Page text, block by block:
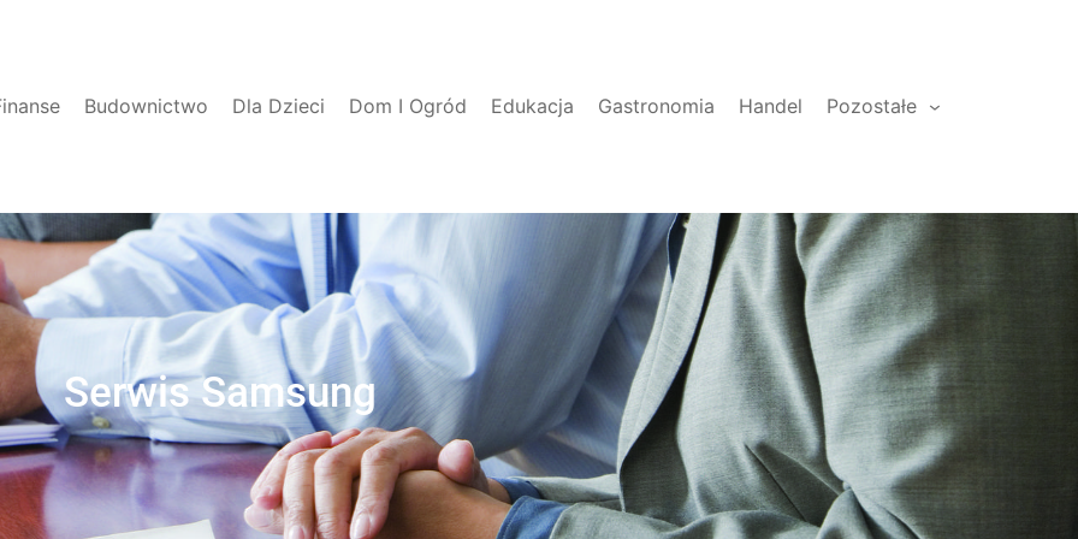
Budownictwo Dla Dzieci Dom I Ogród Edukacja Gastronomia Handel Pozostałe
Serwis Samsung